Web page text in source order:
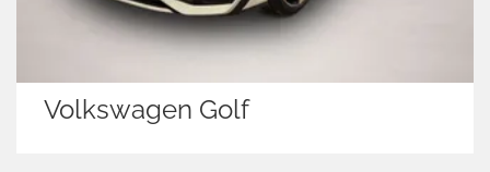
Volkswagen Golf